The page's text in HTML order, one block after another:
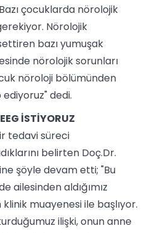
çocuklarda nörolojik
Nörolojik
bazı yumuşak
nörolojik sorunları
nöroloji bölümünden
ediyoruz" dedi.
İSTİYORUZ
tedavi süreci
belirten Doç.Dr.
şöyle devam etti; "Bu
ailesinden aldığımız
muayenesi ile başlıyor.
ilişki, onun anne